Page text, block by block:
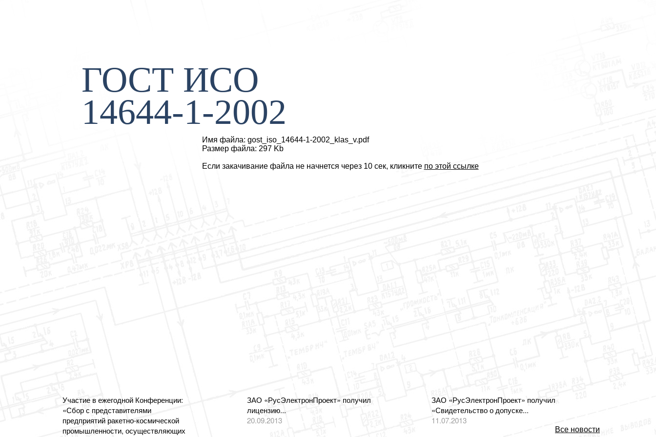
ГОСТ ИСО
14644-1-2002
Имя файла: gost_iso_14644-1-2002_klas_v.pdf
Размер файла: 297 Kb
Если закачивание файла не начнется через 10 сек, кликните по этой ссылке
Участие в ежегодной Конференции:
«Сбор с представителями
предприятий ракетно-космической
промышленности, осуществляющих
ЗАО «РусЭлектронПроект» получил
лицензию...
20.09.2013
ЗАО «РусЭлектронПроект» получил
«Свидетельство о допуске...
11.07.2013
Все новости